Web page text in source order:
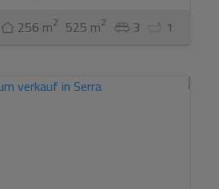
256 m2 525 m2 3 1